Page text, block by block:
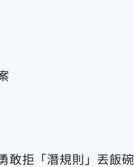
敢拒「潛規則」丟飯碗